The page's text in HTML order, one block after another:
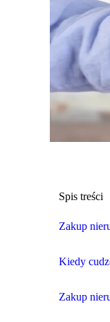
Spis treści
Zakup
Kiedy
Zakup